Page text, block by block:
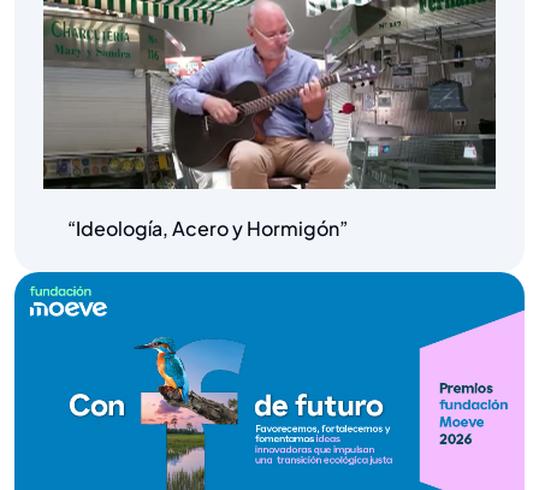
“Ideología, Acero y Hormigón”